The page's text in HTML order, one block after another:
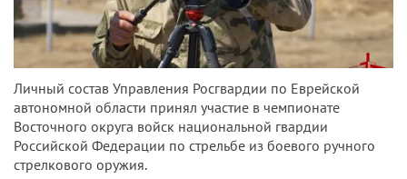
Личный состав Управления Росгвардии по Еврейской
автономной области принял участие в чемпионате
Восточного округа войск национальной гвардии
Российской Федерации по стрельбе из боевого ручного
стрелкового оружия.